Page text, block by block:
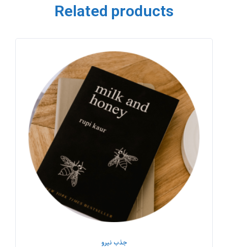
Related products
جذب نیرو